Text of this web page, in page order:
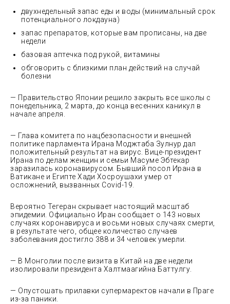
двухнедельный запас еды и воды (минимальный срок
потенциального локдауна)
запас препаратов, которые вам прописаны, на две
недели
базовая аптечка под рукой, витамины
обговорить с близкими план действий на случай
болезни
— Правительство Японии решило закрыть все школы с
понедельника, 2 марта, до конца весенних каникул в
начале апреля.
— Глава комитета по нацбезопасности и внешней
политике парламента Ирана Моджтаба Зулнур дал
положительный результат на вирус. Вице-президент
Ирана по делам женщин и семьи Масуме Эбтекар
заразилась коронавирусом. Бывший посол Ирана в
Ватикане и Египте Хади Хосроушахи умер от
осложнений, вызванных Covid-19.
Вероятно Тегеран скрывает настоящий масштаб
эпидемии. Официально Иран сообщает о 143 новых
случаях коронавируса и восьми новых случаях смерти,
в результате чего, общее количество случаев
заболевания достигло 388 и 34 человек умерли.
— В Монголии после визита в Китай на две недели
изолировали президента Халтмаагийна Баттулгу.
— Опустошать прилавки супермаректов начали в Праге
из-за паники.